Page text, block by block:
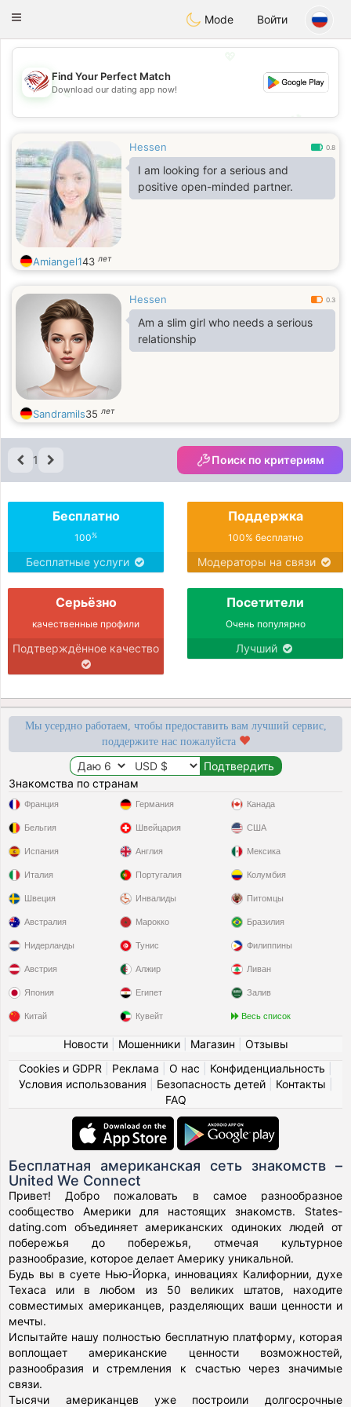
Dating
Toggle
Mode Войти
💖
💕
Find Your Perfect Match
Download our dating app now!
Hessen 0.8
I am looking for a serious and
positive open-minded partner.
Amiangel143 лет
Hessen 0.3
Am a slim girl who needs a serious
relationship
Sandramils35 лет
1 Поиск по критериям
Бесплатно
100%
Бесплатные услуги
Поддержка
100% бесплатно
Модераторы на связи
Серьёзно
качественные профили
Подтверждённое качество
Посетители
Очень популярно
Лучший
Мы усердно работаем, чтобы предоставить вам лучший сервис,
поддержите нас пожалуйста
Знакомства по странам
Франция
Бельгия
Испания
Италия
Швеция
Германия
Швейцария
Англия
Португалия
Инвалиды
Канада
США
Мексика
Колумбия
Питомцы
Австралия
Нидерланды
Австрия
Япония
Китай
Марокко
Тунис
Алжир
Египет
Кувейт
Бразилия
Филиппины
Ливан
Залив
Весь список
Новости| Мошенники| Магазин
Отзывы
Cookies и GDPR
Реклама О нас Конфиденциальность
Условия использования
Безопасность детей| Контакты
FAQ
Бесплатная американская сеть знакомств –
United We Connect
Привет! Добро пожаловать в самое разнообразное
сообщество Америки для настоящих знакомств. States-
dating.com объединяет американских одиноких людей от
побережья до побережья, отмечая культурное
разнообразие, которое делает Америку уникальной.
Будь вы в суете Нью-Йорка, инновациях Калифорнии, духе
Техаса или в любом из 50 великих штатов, находите
совместимых американцев, разделяющих ваши ценности и
мечты.
Испытайте нашу полностью бесплатную платформу, которая
воплощает американские ценности возможностей,
разнообразия и стремления к счастью через значимые
связи.
Тысячи американцев уже построили долгосрочные